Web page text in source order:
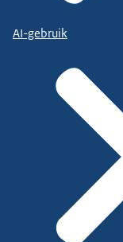
AI-gebruik